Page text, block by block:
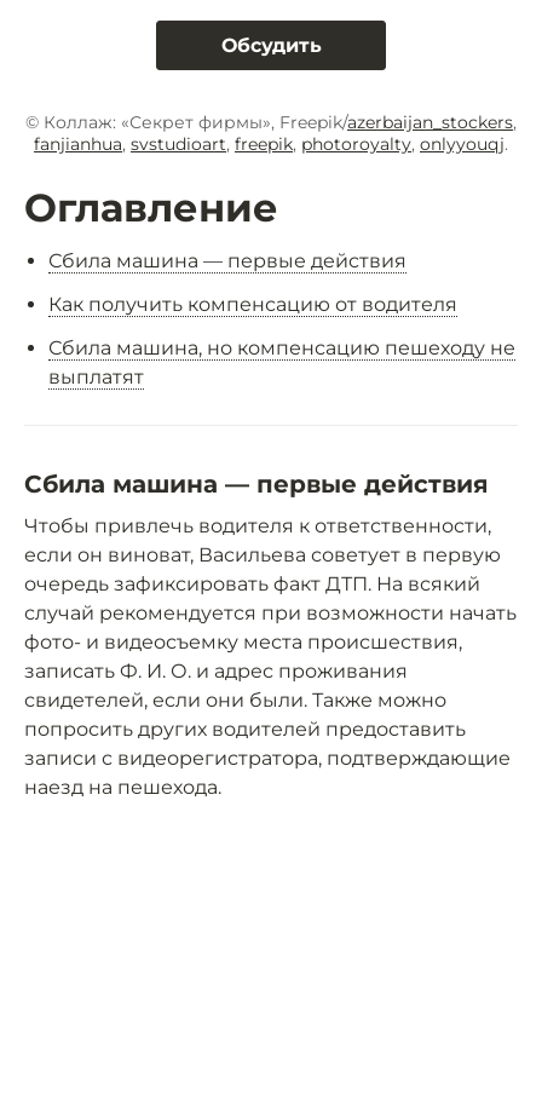
Обсудить
© Коллаж: «Секрет фирмы», Freepik/azerbaijan_stockers,
fanjianhua, svstudioart, freepik, photoroyalty, onlyyouqj.
Оглавление
Сбила машина — первые действия
Как получить компенсацию от водителя
Сбила машина, но компенсацию пешеходу не
выплатят
Сбила машина — первые действия
Чтобы привлечь водителя к ответственности,
если он виноват, Васильева советует в первую
очередь зафиксировать факт ДТП. На всякий
случай рекомендуется при возможности начать
фото- и видеосъемку места происшествия,
записать Ф. И. О. и адрес проживания
свидетелей, если они были. Также можно
попросить других водителей предоставить
записи с видеорегистратора, подтверждающие
наезд на пешехода.